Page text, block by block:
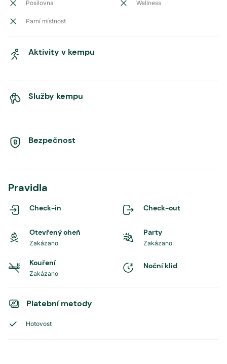
Posilovna Wellness
Parní místnost
Aktivity v kempu
Služby kempu
Bezpečnost
Pravidla
Check-in Check-out
Otevřený oheň
Zakázano
Party
Zakázano
Kouření
Zakázano
Noční klid
Platební metody
Hotovost